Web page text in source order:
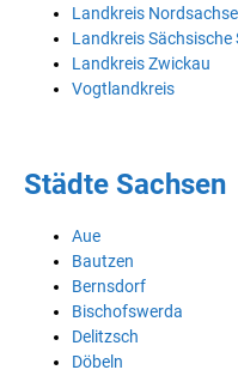
Landkreis
Landkreis
Landkreis Zwickau
Vogtlandkreis
Städte Sachsen
Aue
Bautzen
Bernsdorf
Bischofswerda
Delitzsch
Döbeln